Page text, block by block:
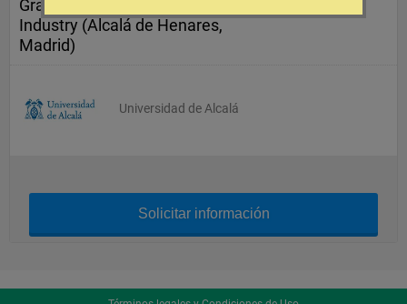
Grado en Management in
Industry (Alcalá de Henares,
Madrid)
Universidad de Alcalá
Solicitar información